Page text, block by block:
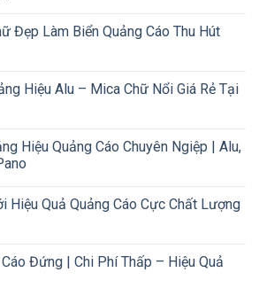
Đẹp Làm Biển Quảng Cáo Thu Hút
Hiệu Alu – Mica Chữ Nổi Giá Rẻ Tại
Hiệu Quảng Cáo Chuyên Ngiệp | Alu,
Hiệu Quả Quảng Cáo Cực Chất Lượng
Đứng | Chi Phí Thấp – Hiệu Quả